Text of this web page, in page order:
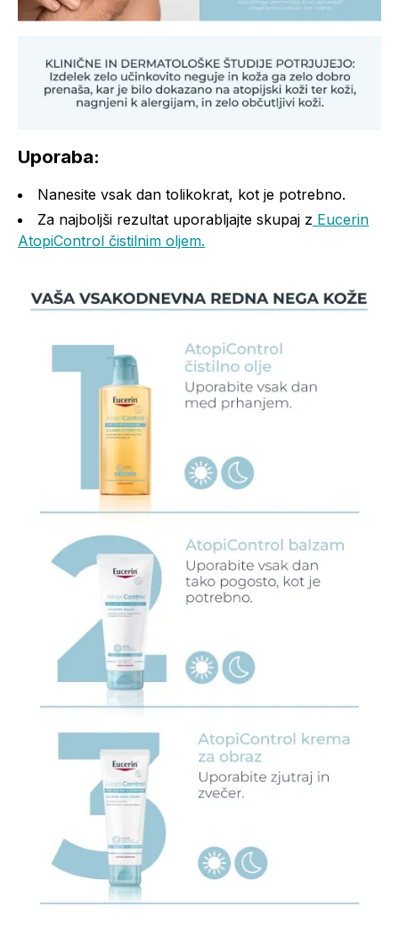
Uporaba:
Nanesite vsak dan tolikokrat, kot je potrebno.
Za najboljši rezultat uporabljajte skupaj z Eucerin
AtopiControl čistilnim oljem.